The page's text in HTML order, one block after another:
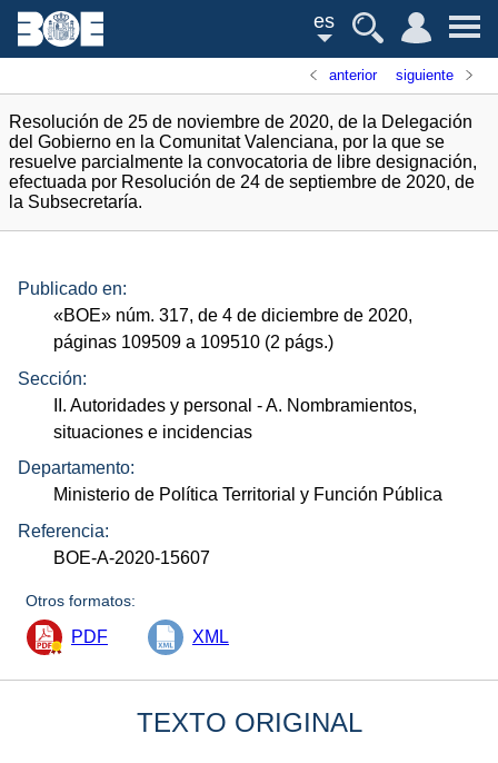
es
anterior siguiente
Resolución de 25 de noviembre de 2020, de la Delegación
del Gobierno en la Comunitat Valenciana, por la que se
resuelve parcialmente la convocatoria de libre designación,
efectuada por Resolución de 24 de septiembre de 2020, de
la Subsecretaría.
Publicado en:
«BOE» núm. 317, de 4 de diciembre de 2020,
páginas 109509 a 109510 (2 págs.)
Sección:
II. Autoridades y personal - A. Nombramientos,
situaciones e incidencias
Departamento:
Ministerio de Política Territorial y Función Pública
Referencia:
BOE-A-2020-15607
Otros formatos:
PDF XML
TEXTO ORIGINAL